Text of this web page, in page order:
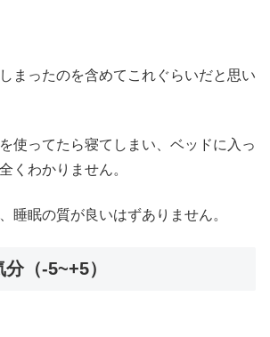
まったのを含めてこれぐらいだと思い
使ってたら寝てしまい、ベッドに入っ
くわかりません。
睡眠の質が良いはずありません。
（-5~+5）